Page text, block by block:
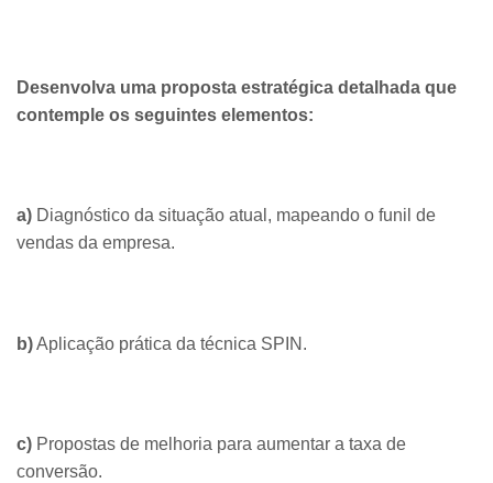
Desenvolva uma proposta estratégica detalhada que
contemple os seguintes elementos:
a) Diagnóstico da situação atual, mapeando o funil de
vendas da empresa.
b)Aplicação prática da técnica SPIN.
c) Propostas de melhoria para aumentar a taxa de
conversão.